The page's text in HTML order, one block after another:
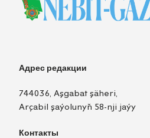
Адрес редакции
744036, Aşgabat şäheri,
Arçabil şaýolunyň 58-nji jaýy
Контакты